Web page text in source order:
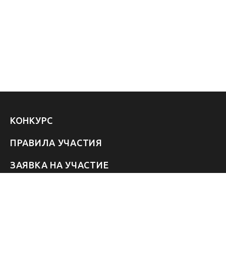
КОНКУРС
ПРАВИЛА УЧАСТИЯ
ЗАЯВКА НА УЧАСТИЕ